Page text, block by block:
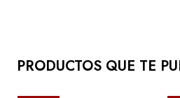
PRODUCTOS QUE TE